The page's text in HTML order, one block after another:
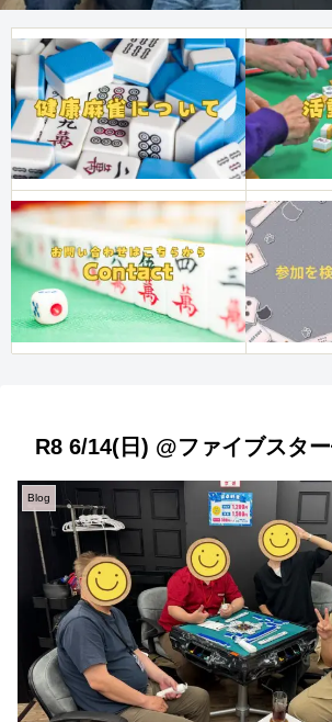
R8 6/14(日) @ファイブスタ
Blog